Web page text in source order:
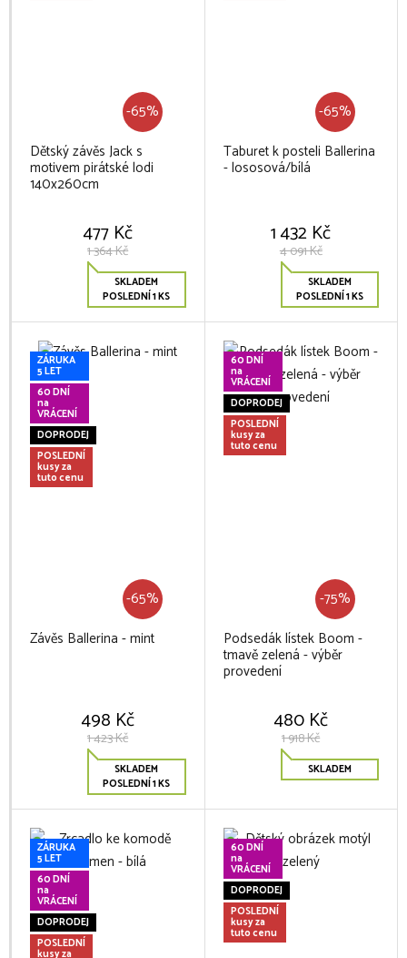
-65%
Dětský závěs Jack s
motivem pirátské lodi
140x260cm
477 Kč
1 364 Kč
SKLADEM
POSLEDNÍ 1 KS
-65%
Taburet k posteli Ballerina
- lososová/bílá
1 432 Kč
4 091 Kč
SKLADEM
POSLEDNÍ 1 KS
ZÁRUKA
5 LET
60 DNÍ
na
VRÁCENÍ
DOPRODEJ
POSLEDNÍ
kusy za
tuto cenu
-65%
Závěs Ballerina - mint
498 Kč
1 423 Kč
SKLADEM
POSLEDNÍ 1 KS
60 DNÍ
na
VRÁCENÍ
DOPRODEJ
POSLEDNÍ
kusy za
tuto cenu
-75%
Podsedák lístek Boom -
tmavě zelená - výběr
provedení
480 Kč
1 918 Kč
SKLADEM
ZÁRUKA
5 LET
60 DNÍ
na
VRÁCENÍ
DOPRODEJ
POSLEDNÍ
kusy za
60 DNÍ
na
VRÁCENÍ
DOPRODEJ
POSLEDNÍ
kusy za
tuto cenu